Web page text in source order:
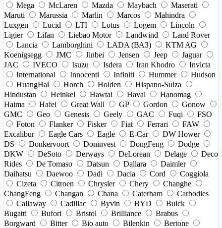
Mega
McLaren Mazda Maybach
Maserati
Maruti
Marussia Marlin Marcos
Mahindra
Luxgen
Lucid LTI Lotus Logem
Lincoln
Ligier
Lifan Liebao Motor Landwind
Land Rover
Lancia
Lamborghini LADA (ВАЗ)
KTM AG
Koenigsegg
JMC Jinbei Jensen Jeep
Jaguar
JAC
IVECO Isuzu Isdera Iran Khodro
Invicta
International
Innocenti Infiniti Hummer
Hudson
HuangHai
Horch Holden
Hispano-Suiza
Hindustan
Heinkel Hawtai Haval
Hanomag
Haima
Hafei Great Wall GP Gordon
Gonow
GMC
Geo Genesis Geely GAC Fuqi
FSO
Foton
Flanker Fisker Fiat Ferrari
FAW
Excalibur
Eagle Cars Eagle E-Car
DW Hower
DS
Donkervoort Doninvest DongFeng
Dodge
DKW
DeSoto Derways DeLorean Delage
Deco
Rides
De Tomaso Datsun Dallara
Daimler
Daihatsu
Daewoo Dadi Dacia Cord
Coggiola
Cizeta
Citroen Chrysler Chery
Changhe
ChangFeng
Changan Chana Caterham
Carbodies
Callaway
Cadillac Byvin BYD
Buick
Bugatti
Bufori Bristol Brilliance
Brabus
Borgward
Bitter Bio auto Bilenkin
Bertone